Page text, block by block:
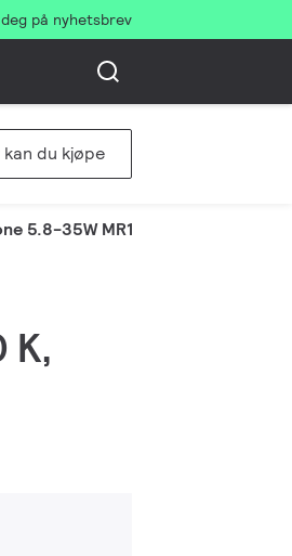
på nyhetsbrev
kan du kjøpe
5.8-35W MR16 36D
K,